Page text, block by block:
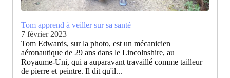
Tom apprend à veiller sur sa santé
7 février 2023
Tom Edwards, sur la photo, est un mécanicien
aéronautique de 29 ans dans le Lincolnshire, au
Royaume-Uni, qui a auparavant travaillé comme tailleur
de pierre et peintre. Il dit qu'il...